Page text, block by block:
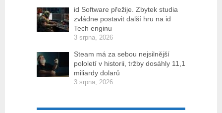
id Software přežije. Zbytek studia
zvládne postavit další hru na id
Tech enginu
3 srpna, 2026
Steam má za sebou nejsilnější
pololetí v historii, tržby dosáhly 11,1
miliardy dolarů
3 srpna, 2026